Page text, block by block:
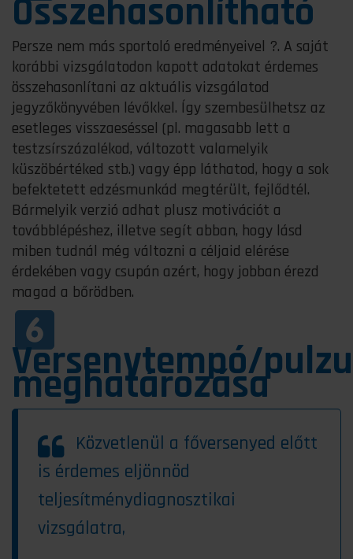
Összehasonlítható
Persze nem más sportoló eredményeivel ?. A saját
korábbi vizsgálatodon kapott adatokat érdemes
összehasonlítani az aktuális vizsgálatod
jegyzőkönyvében lévőkkel. Így szembesülhetsz az
esetleges visszaeséssel (pl. magasabb lett a
testzsírszázalékod, változott valamelyik
küszöbértéked stb.) vagy épp láthatod, hogy a sok
befektetett edzésmunkád megtérült, fejlődtél.
Bármelyik verzió adhat plusz motivációt a
továbblépéshez, illetve segít abban, hogy lásd
miben tudnál még változni a céljaid elérése
érdekében vagy csupán azért, hogy jobban érezd
magad a bőrödben.
Versenytempó/
meghatározása
Közvetlenül a főversenyed előtt
is érdemes eljönnöd
teljesítménydiagnosztikai
vizsgálatra,